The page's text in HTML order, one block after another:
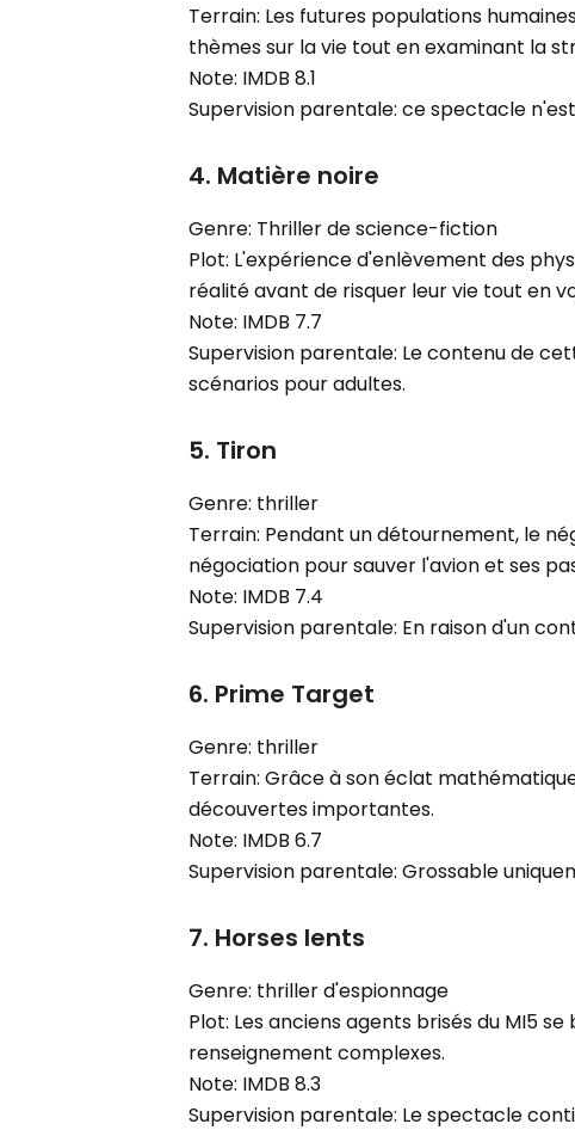
Terrain: Les futures populations
thèmes sur la vie tout en examinant la
Note: IMDB 8.1
Supervision parentale: ce spectacle
4. Matière noire
Genre: Thriller de science-fiction
Plot: L'expérience d'enlèvement des
réalité avant de risquer leur vie tout en
Note: IMDB 7.7
Supervision parentale: Le contenu de
scénarios pour adultes.
5. Tiron
Genre: thriller
Terrain: Pendant un détournement, le
négociation pour sauver l'avion et ses
Note: IMDB 7.4
Supervision parentale: En raison d'un
6. Prime Target
Genre: thriller
Terrain: Grâce à son éclat
découvertes importantes.
Note: IMDB 6.7
Supervision parentale: Grossable
7. Horses lents
Genre: thriller d'espionnage
Plot: Les anciens agents brisés du MI5
renseignement complexes.
Note: IMDB 8.3
Supervision parentale: Le spectacle